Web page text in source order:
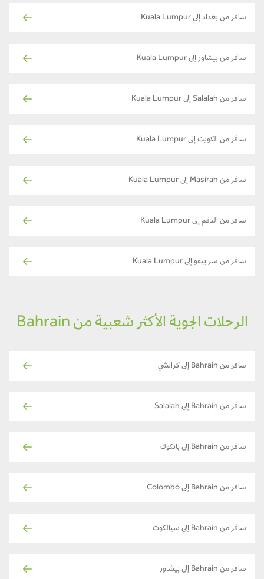
سافر من بغداد إلى Kuala Lumpur
سافر من بيشاور إلى Kuala Lumpur
سافر من Salalah إلى Kuala Lumpur
سافر من الكويت إلى Kuala Lumpur
سافر من Masirah إلى Kuala Lumpur
سافر من الدقم إلى Kuala Lumpur
سافر من سراييفو إلى Kuala Lumpur
الرحلات الجوية الأكثر شعبية من Bahrain
سافر من Bahrain إلى كراتشي
سافر من Bahrain إلى Salalah
سافر من Bahrain إلى بانكوك
سافر من Bahrain إلى Colombo
سافر من Bahrain إلى سيالكوت
سافر من Bahrain إلى بيشاور